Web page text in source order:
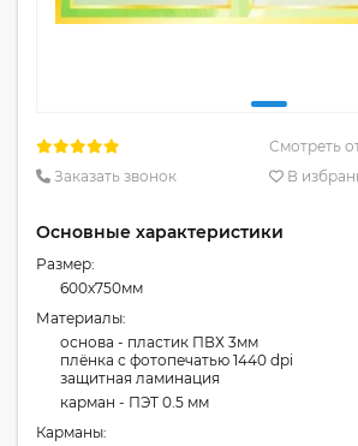
Смотреть
Заказать звонок
В
Основные характеристики
Размер:
600x750мм
Материалы:
основа - пластик ПВХ 3мм
плёнка с фотопечатью 1440 dpi
защитная ламинация
карман - ПЭТ 0.5 мм
Карманы: